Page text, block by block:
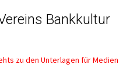
Bankkultur
zu den Unterlagen für Medien